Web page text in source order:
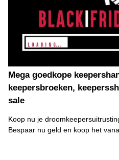
Mega goedkope
keepersbroeken,
sale
Koop nu je
Bespaar nu geld en koop het